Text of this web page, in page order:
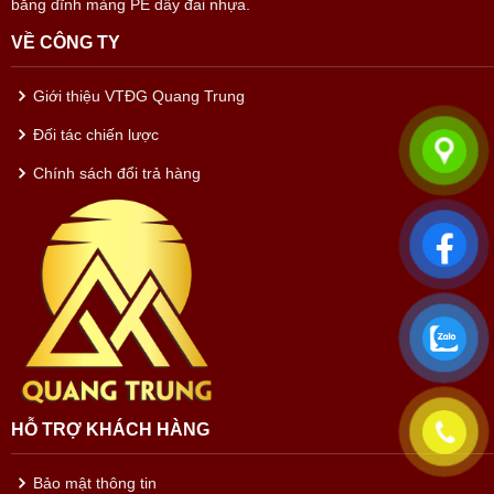
băng dĩnh màng PE dây đai nhựa.
VỀ CÔNG TY
Giới thiệu VTĐG Quang Trung
Đối tác chiến lược
Chính sách đổi trả hàng
HỖ TRỢ KHÁCH HÀNG
Bảo mật thông tin